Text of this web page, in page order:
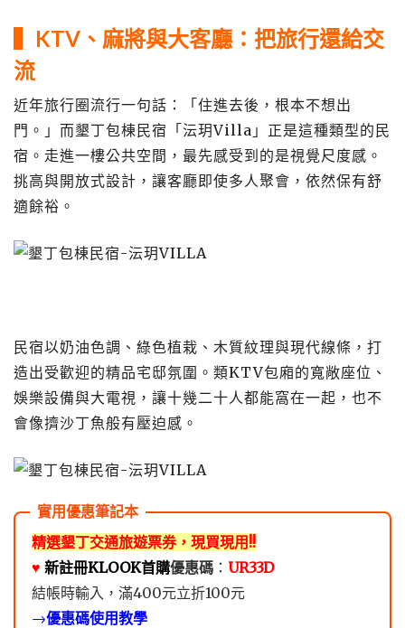
▍KTV、麻將與大客廳：把旅行還給交
流
近年旅行圈流行一句話：「住進去後，根本不想出
門。」而墾丁包棟民宿「沄玥Villa」正是這種類型的民
宿。走進一樓公共空間，最先感受到的是視覺尺度感。
挑高與開放式設計，讓客廳即使多人聚會，依然保有舒
適餘裕。
民宿以奶油色調、綠色植栽、木質紋理與現代線條，打
造出受歡迎的精品宅邸氛圍。類KTV包廂的寬敞座位、
娛樂設備與大電視，讓十幾二十人都能窩在一起，也不
會像擠沙丁魚般有壓迫感。
精選墾丁交通旅遊票券，現買現用!!
♥️ 新註冊KLOOK首購優惠碼 ： UR33D
結帳時輸入，滿400元立折100元
→優惠碼使用教學